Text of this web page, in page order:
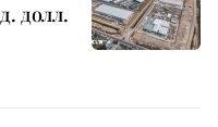
долл.